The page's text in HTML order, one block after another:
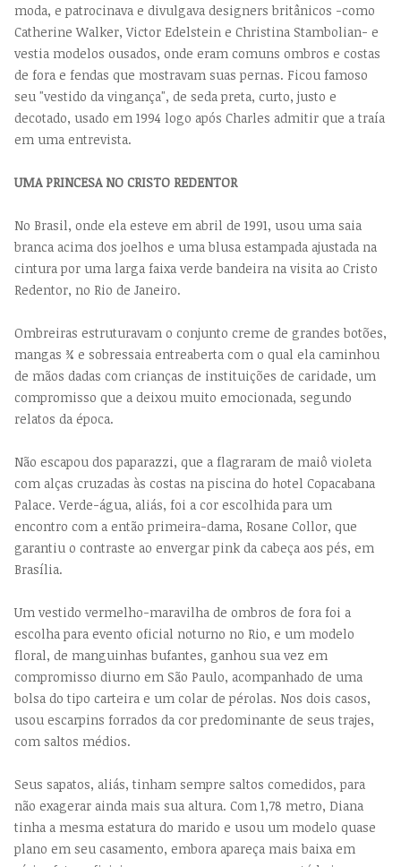
moda, e patrocinava e divulgava designers britânicos -como
Catherine Walker, Victor Edelstein e Christina Stambolian- e
vestia modelos ousados, onde eram comuns ombros e costas
de fora e fendas que mostravam suas pernas. Ficou famoso
seu "vestido da vingança", de seda preta, curto, justo e
decotado, usado em 1994 logo após Charles admitir que a traía
em uma entrevista.
UMA PRINCESA NO CRISTO REDENTOR
No Brasil, onde ela esteve em abril de 1991, usou uma saia
branca acima dos joelhos e uma blusa estampada ajustada na
cintura por uma larga faixa verde bandeira na visita ao Cristo
Redentor, no Rio de Janeiro.
Ombreiras estruturavam o conjunto creme de grandes botões,
mangas ¾ e sobressaia entreaberta com o qual ela caminhou
de mãos dadas com crianças de instituições de caridade, um
compromisso que a deixou muito emocionada, segundo
relatos da época.
Não escapou dos paparazzi, que a flagraram de maiô violeta
com alças cruzadas às costas na piscina do hotel Copacabana
Palace. Verde-água, aliás, foi a cor escolhida para um
encontro com a então primeira-dama, Rosane Collor, que
garantiu o contraste ao envergar pink da cabeça aos pés, em
Brasília.
Um vestido vermelho-maravilha de ombros de fora foi a
escolha para evento oficial noturno no Rio, e um modelo
floral, de manguinhas bufantes, ganhou sua vez em
compromisso diurno em São Paulo, acompanhado de uma
bolsa do tipo carteira e um colar de pérolas. Nos dois casos,
usou escarpins forrados da cor predominante de seus trajes,
com saltos médios.
Seus sapatos, aliás, tinham sempre saltos comedidos, para
não exagerar ainda mais sua altura. Com 1,78 metro, Diana
tinha a mesma estatura do marido e usou um modelo quase
plano em seu casamento, embora apareça mais baixa em